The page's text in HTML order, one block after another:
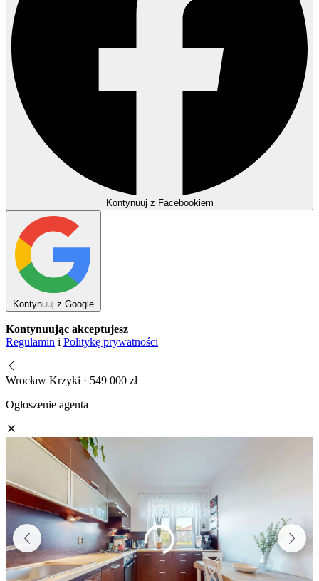
Kontynuuj z Facebookiem
Kontynuuj z Google
Kontynuując akceptujesz
Regulamin i Politykę prywatności
Wrocław Krzyki · 549 000 zł
Ogłoszenie agenta